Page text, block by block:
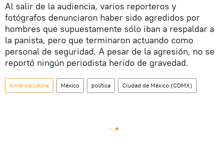
Al salir de la audiencia, varios reporteros y
fotógrafos denunciaron haber sido agredidos por
hombres que supuestamente sólo iban a respaldar a
la panista, pero que terminaron actuando como
personal de seguridad. A pesar de la agresión, no se
reportó ningún periodista herido de gravedad.
América Latina México política Ciudad de México (CDMX)